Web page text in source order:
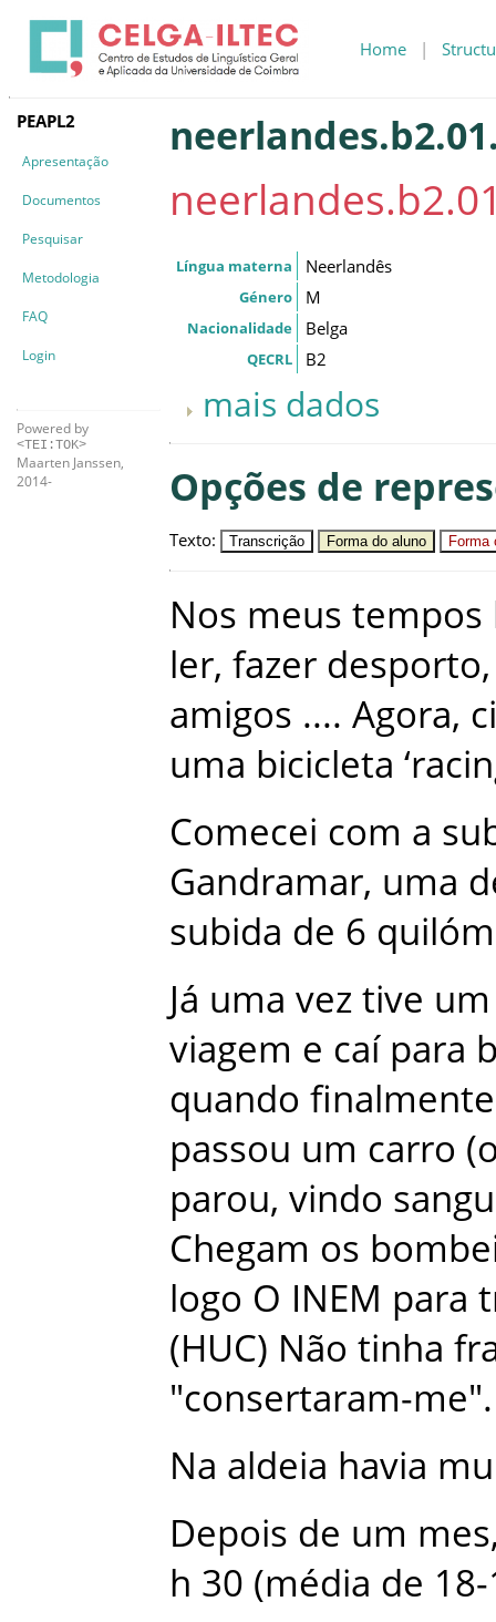
Home |
PEAPL2
Apresentação
Documentos
Pesquisar
Metodologia
FAQ
Login
Powered by
<TEI:TOK>
Maarten Janssen,
2014-
Língua materna Neerlandês
Género M
Nacionalidade Belga
QECRL B2
mais dados
Opções de
Texto: Transcrição Forma do aluno Forma
Nos meus tempos
ler, fazer desporto,
amigos .... Agora,
uma bicicleta ‘
Comecei com a
Gandramar, uma
subida de 6
Já uma vez tive um
viagem e caí para
quando finalmente
passou um carro (
parou, vindo
Chegam os
logo O INEM para
(HUC) Não tinha
"consertaram-me".
Na aldeia havia
Depois de um mes
h 30 (média de